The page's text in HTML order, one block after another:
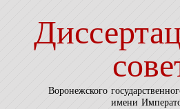
Воронежского
имени